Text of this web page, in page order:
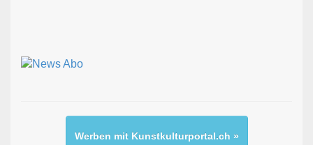
Werben mit Kunstkulturportal.ch »